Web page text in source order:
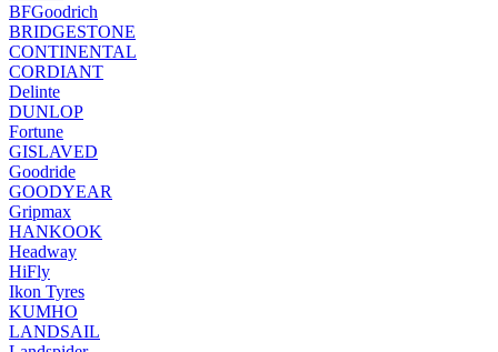
BFGoodrich
BRIDGESTONE
CONTINENTAL
CORDIANT
Delinte
DUNLOP
Fortune
GISLAVED
Goodride
GOODYEAR
Gripmax
HANKOOK
Headway
HiFly
Ikon Tyres
KUMHO
LANDSAIL